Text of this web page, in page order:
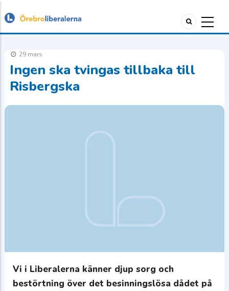
29 mars
Ingen ska tvingas tillbaka till
Risbergska
Vi i Liberalerna känner djup sorg och
bestörtning över det besinningslösa dådet på